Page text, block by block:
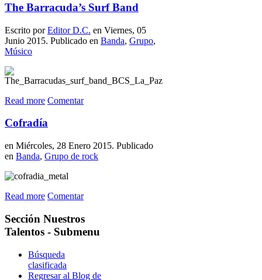
The Barracuda’s Surf Band
Escrito porEditor D.C. en Viernes, 05
Junio 2015. Publicado en Banda, Grupo,
Músico
Read more Comentar
Cofradía
en Miércoles, 28 Enero 2015. Publicado
en Banda, Grupo de rock
Read more Comentar
Sección Nuestros
Talentos - Submenu
Búsqueda
clasificada
Regresar al Blog de